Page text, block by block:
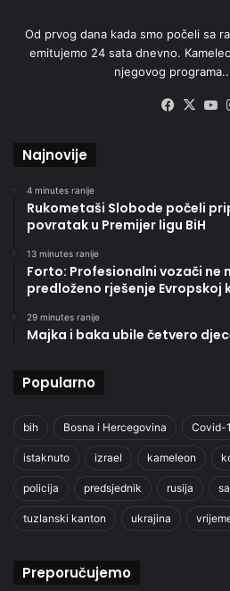
Od prvog dana kada smo počeli sa
emitujemo 24 sata dnevno.
njegovog
X
Najnovije
4 minutes ranije
Rukometaši Slobode počeli
povratak u Premijer ligu BiH
13 minutes ranije
Forto: Profesionalni vozači ne
predloženo rješenje Evropskoj
29 minutes ranije
Majka i baka ubile četvero
Popularno
bih Bosna i Hercegovina Covid-
istaknuto izrael kameleon
policija predsjednik rusija
tuzlanski kanton ukrajina
Preporučujemo